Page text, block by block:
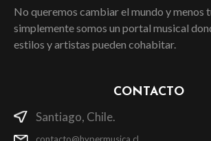
No queremos cambiar el mundo y menos
simplemente somos un portal musical
estilos y artistas pueden cohabitar.
CONTACTO
Santiago, Chile.